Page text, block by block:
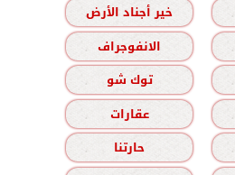
خير أجناد الأرض
الانفوجراف
توك شو
عقارات
حارتنا